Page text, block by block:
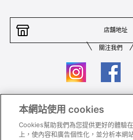
店舖地址
關注我們
聯絡我們
私隱政策
本網站使用 cookies
Cookies幫助我們為您提供更好的體驗
上，使內容和廣告個性化，並分析本網